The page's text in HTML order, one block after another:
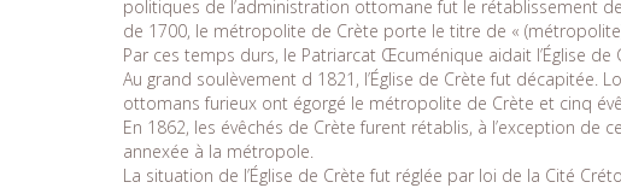
politiques de l’administration ottomane fut le rétablissement
de 1700, le métropolite de Crète porte le titre de «
Par ces temps durs, le Patriarcat Œcuménique aidait l’Église de
Au grand soulèvement d 1821, l’Église de Crète fut décapitée.
ottomans furieux ont égorgé le métropolite de Crète et cinq
En 1862, les évêchés de Crète furent rétablis, à l’exception de
annexée à la métropole.
La situation de l’Église de Crète fut réglée par loi de la Cité